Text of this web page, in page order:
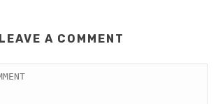
LEAVE A COMMENT